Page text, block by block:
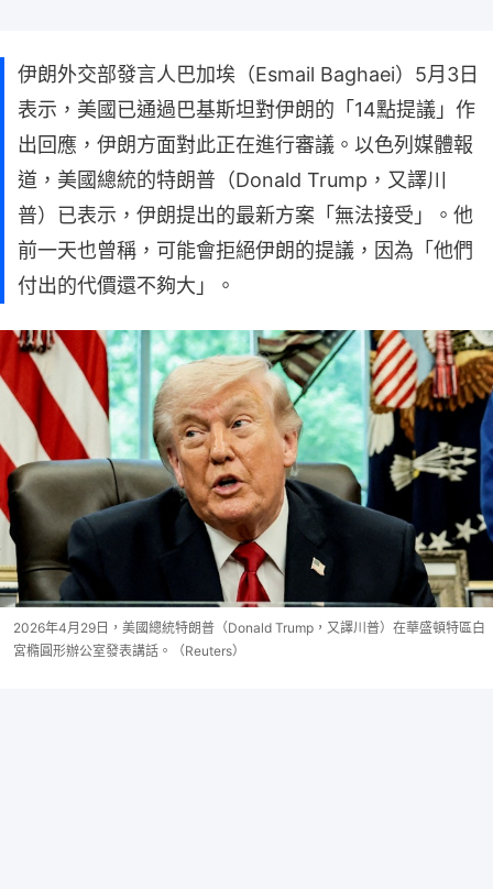
伊朗外交部發言人巴加埃（Esmail Baghaei）5月3日
表示，美國已通過巴基斯坦對伊朗的「14點提議」作
出回應，伊朗方面對此正在進行審議。以色列媒體報
道，美國總統的特朗普（Donald Trump，又譯川
普）已表示，伊朗提出的最新方案「無法接受」。他
前一天也曾稱，可能會拒絕伊朗的提議，因為「他們
付出的代價還不夠大」。
2026年4月29日，美國總統特朗普（Donald Trump，又譯川普）在華盛頓特區白
宮橢圓形辦公室發表講話。（Reuters）